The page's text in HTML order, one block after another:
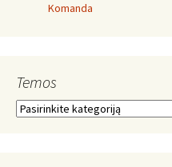
Komanda
Temos
Temos